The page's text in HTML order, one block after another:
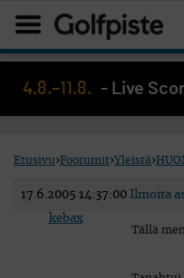
4.8.–11.8. - Live
Etusivu›Foorumit›Yleistä›
17.6.2005 14:37:00 Ilmoita
kebax
Tällä